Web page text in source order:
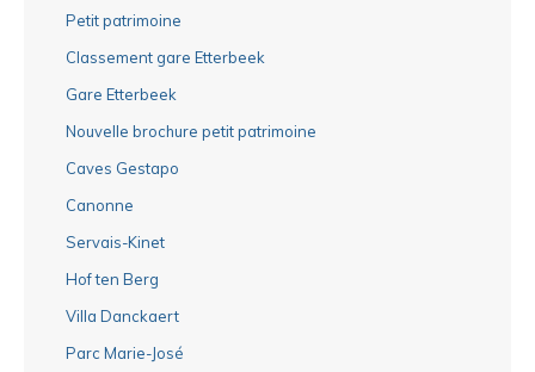
Petit patrimoine
Classement gare Etterbeek
Gare Etterbeek
Nouvelle brochure petit patrimoine
Caves Gestapo
Canonne
Servais-Kinet
Hof ten Berg
Villa Danckaert
Parc Marie-José